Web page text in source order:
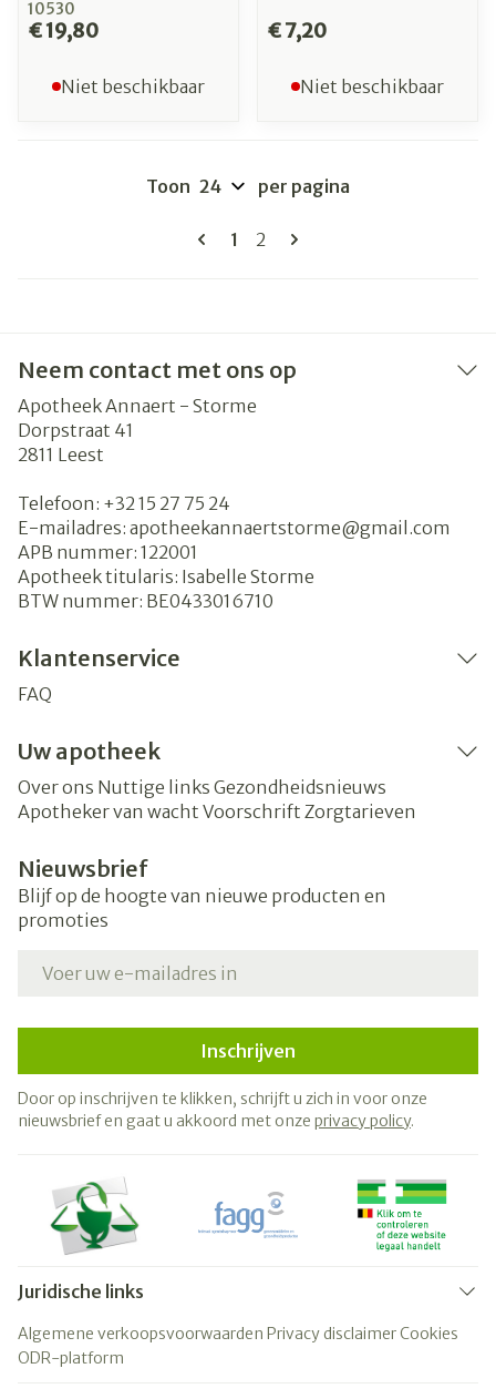
10530
€ 19,80
Niet beschikbaar
€ 7,20
Niet beschikbaar
Pagina's
U lees momenteel pagina
1 Pagina
2
Toon per pagina
Neem contact met ons op
Apotheek Annaert - Storme
Dorpstraat 41
2811 Leest
Telefoon: +32 15 27 75 24
E-mailadres: apotheekannaertstorme@gmail.com
APB nummer: 122001
Apotheek titularis: Isabelle Storme
BTW nummer: BE0433016710
Klantenservice
FAQ
Uw apotheek
Over ons Nuttige links Gezondheidsnieuws
Apotheker van wacht Voorschrift Zorgtarieven
Nieuwsbrief
Blijf op de hoogte van nieuwe producten en
promoties
Inschrijven
Door op inschrijven te klikken, schrijft u zich in voor onze
nieuwsbrief en gaat u akkoord met onze privacy policy.
Juridische links
Algemene verkoopsvoorwaarden Privacy disclaimerCookies
ODR-platform